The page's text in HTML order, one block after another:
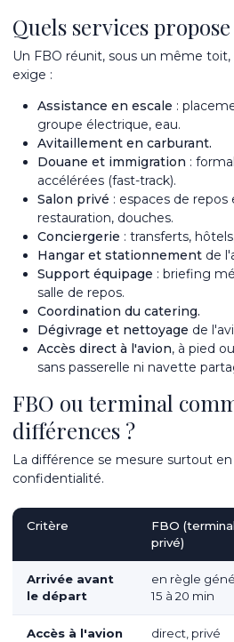
Quels services
Un FBO réunit, sous un même
exige :
Assistance en escale :
groupe électrique, eau.
Avitaillement en carburant.
Douane et immigration :
accélérées (fast-track).
Salon privé : espaces de
restauration, douches.
Conciergerie : transferts,
Hangar et stationnement de
Support équipage : briefing
salle de repos.
Coordination du catering.
Dégivrage et nettoyage de
Accès direct à l'avion, à pied
sans passerelle ni navette
FBO ou terminal
différences ?
La différence se mesure surtout
confidentialité.
Critère
FBO (terminal
privé)
Arrivée avant
le départ
en règle
15 à 20 min
Accès à l'avion direct, privé